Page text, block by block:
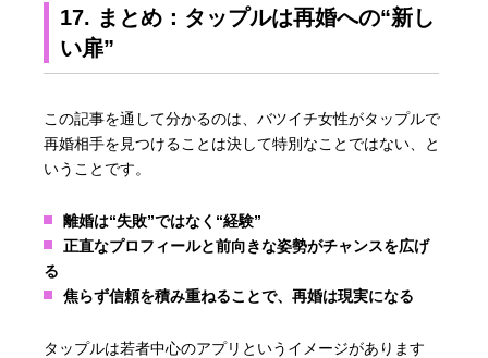
17. まとめ：タップルは再婚への“新し
い扉”
この記事を通して分かるのは、バツイチ女性がタップルで
再婚相手を見つけることは決して特別なことではない、と
いうことです。
離婚は“失敗”ではなく“経験”
正直なプロフィールと前向きな姿勢がチャンスを広げ
る
焦らず信頼を積み重ねることで、再婚は現実になる
タップルは若者中心のアプリというイメージがあります